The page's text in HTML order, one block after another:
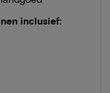
inclusief: